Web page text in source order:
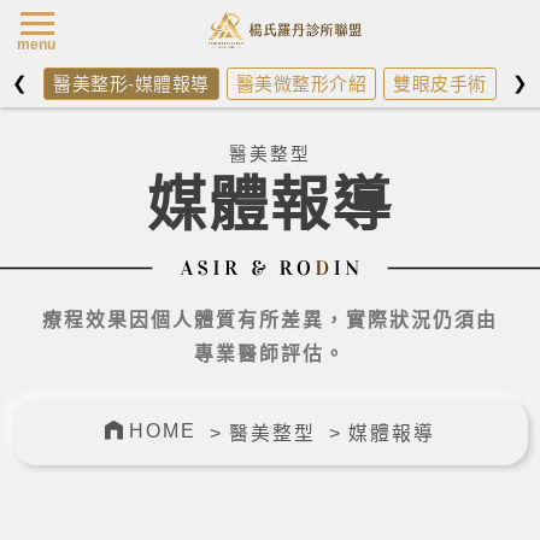
❮ 醫美整形-媒體報導 醫美微整形介紹 雙眼皮手術 開
❯
醫美整型
媒體報導
療程效果因個人體質有所差異，實際狀況仍須由
專業醫師評估。
HOME 醫美整型 媒體報導
menu